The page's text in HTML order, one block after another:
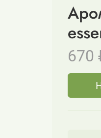
670